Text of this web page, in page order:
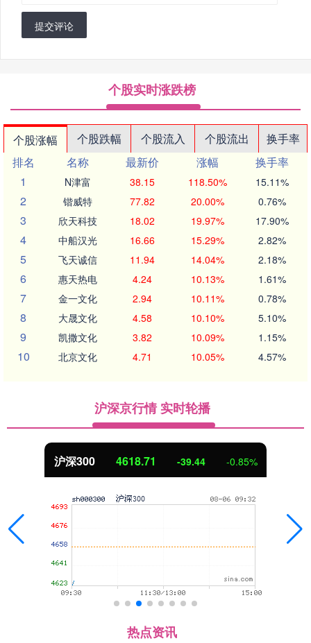
提交评论
个股实时涨跌榜
个股涨幅 个股跌幅 个股流入 个股流出
换手率
排名
名称 最新价 涨幅
换手率
1
N津富 38.15 118.50% 15.11%
2 锴威特 77.82 20.00% 0.76%
3 欣天科技 18.02 19.97% 17.90%
4 中船汉光 16.66 15.29% 2.82%
5 飞天诚信 11.94 14.04% 2.18%
6 惠天热电 4.24 10.13% 1.61%
7 金一文化 2.94 10.11% 0.78%
8 大晟文化 4.58 10.10% 5.10%
9 凯撒文化 3.82 10.09% 1.15%
10 北京文化 4.71 10.05% 4.57%
沪深京行情 实时轮播
北证50 1114.87
热点资讯